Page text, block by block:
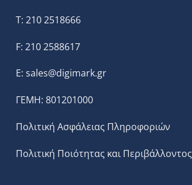
T: 210 2518666
F: 210 2588617
E: sales@digimark.gr
ΓΕΜΗ: 801201000
Πολιτική Ασφάλειας Πληροφοριών
Πολιτική Ποιότητας και Περιβάλλοντος